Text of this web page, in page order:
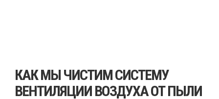
КАК МЫ ЧИСТИМ СИСТЕМУ
ВЕНТИЛЯЦИИ ВОЗДУХА ОТ ПЫЛИ